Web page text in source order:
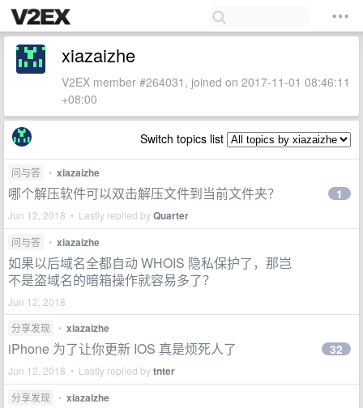
xiazaizhe
V2EX member #264031, joined on 2017-11-01 08:46:11
+08:00
Switch topics list
问与答 • xiazaizhe
哪个解压软件可以双击解压文件到当前文件夹？
Jun 12, 2018 • Lastly replied byQuarter
1
问与答 • xiazaizhe
如果以后域名全都自动 WHOIS 隐私保护了，那岂
不是盗域名的暗箱操作就容易多了？
Jun 12, 2018
分享发现
• xiazaizhe
iPhone 为了让你更新 IOS 真是烦死人了
Jun 12, 2018 • Lastly replied bytnter
32
分享发现 • xiazaizhe